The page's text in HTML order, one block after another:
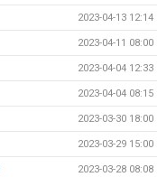
2023-04-13 12:14
2023-04-11 08:00
2023-04-04 12:33
2023-04-04 08:15
2023-03-30 18:00
2023-03-29 15:00
2023-03-28 08:08